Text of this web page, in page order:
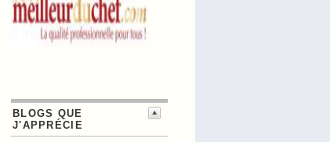
BLOGS QUE
J'APPRÉCIE